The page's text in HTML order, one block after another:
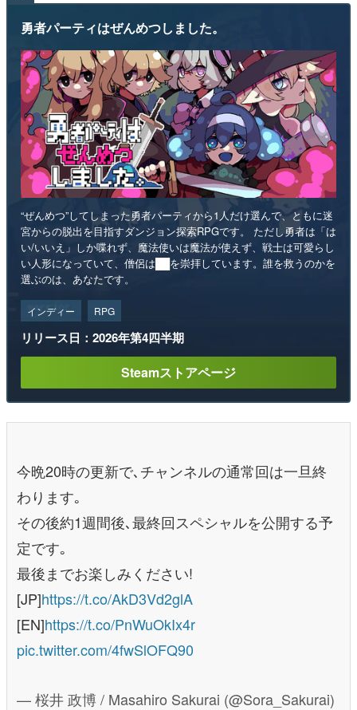
勇者パーティはぜんめつしました。
“ぜんめつ”してしまった勇者パーティから1人だけ選んで、ともに迷
宮からの脱出を目指すダンジョン探索RPGです。 ただし勇者は「は
い/いいえ」しか喋れず、魔法使いは魔法が使えず、戦士は可愛らし
い人形になっていて、僧侶は██を崇拝しています。誰を救うのかを
選ぶのは、あなたです。
インディー RPG
リリース日：2026年第4四半期
Steamストアページ
今晩20時の更新で､チャンネルの通常回は一旦終
わります｡
その後約1週間後､最終回スペシャルを公開する予
定です｡
最後までお楽しみください!
[JP]https://t.co/AkD3Vd2glA
[EN]https://t.co/PnWuOkIx4r
pic.twitter.com/4fwSlOFQ90
— 桜井 政博 / Masahiro Sakurai (@Sora_Sakurai)